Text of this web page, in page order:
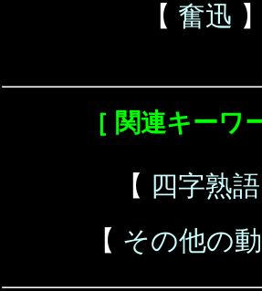
【 奮迅 】
［ 関連キーワ
【 四字熟語
【 その他の